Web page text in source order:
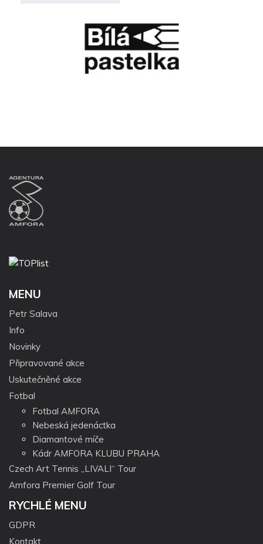
MENU
Petr Salava
Info
Novinky
Připravované akce
Uskutečněné akce
Fotbal
Fotbal AMFORA
Nebeská jedenáctka
Diamantové míče
Kádr AMFORA KLUBU PRAHA
Czech Art Tennis „LIVALI“ Tour
Amfora Premier Golf Tour
RYCHLÉ MENU
GDPR
Kontakt